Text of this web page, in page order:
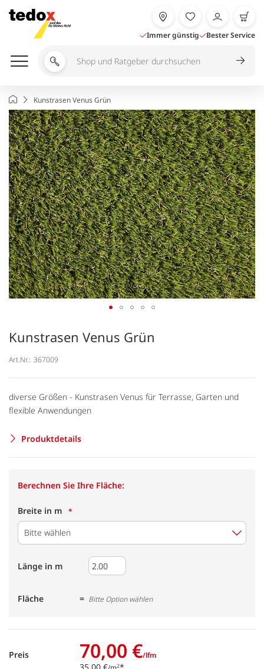
Inhalt
springen
Immer günstig Bester Service
Shop
durchsuchen
StartseiteKunstrasen Venus Grün
Kunstrasen Venus Grün
Art.Nr.: 367009
diverse Größen - Kunstrasen Venus für Terrasse, Garten und
flexible Anwendungen
Produktdetails
Berechnen Sie Ihre Fläche:
Breite in m
Bitte wählen
Länge in m
Fläche Bitte Option wählen
Preis
2
70,00 €/lfm